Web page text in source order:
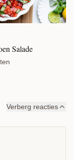
Salade
Verberg reacties